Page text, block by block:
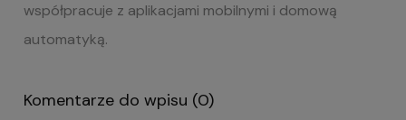
współpracuje z aplikacjami mobilnymi i domową
automatyką.
Komentarze do wpisu (0)